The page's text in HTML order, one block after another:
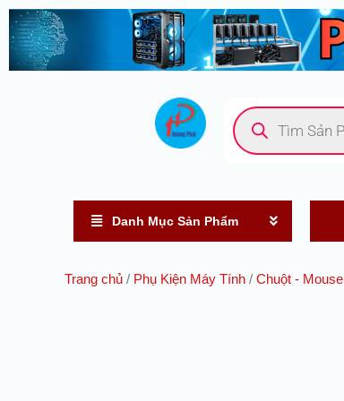
Nhảy
tới
Tìm
kiếm
sản
phẩm
Danh Mục Sản Phẩm
Trang chủ / Phụ Kiện Máy Tính / Chuột - Mouse